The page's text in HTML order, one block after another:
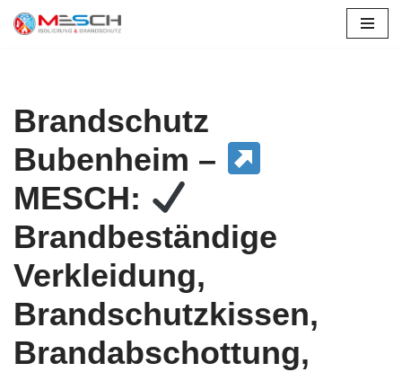
Brandschutz
Bubenheim –
MESCH:
Brandbeständige
Verkleidung,
Brandschutzkissen,
Brandabschottung,